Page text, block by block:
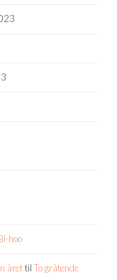
hoo
årettil To gråtende